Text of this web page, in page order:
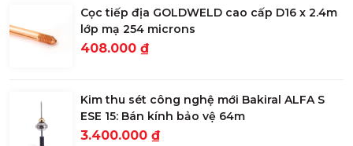
Cọc tiếp địa GOLDWELD cao cấp D16 x 2.4m
lớp mạ 254 microns
408.000 ₫
Kim thu sét công nghệ mới Bakiral ALFA S
ESE 15: Bán kính bảo vệ 64m
3.400.000 ₫